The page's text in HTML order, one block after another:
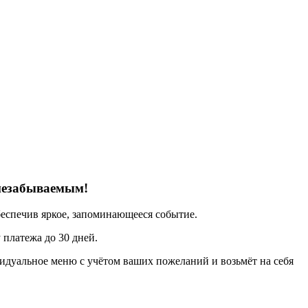
яркое, запоминающееся событие.
до 30 дней.
меню с учётом ваших пожеланий и возьмёт на себя